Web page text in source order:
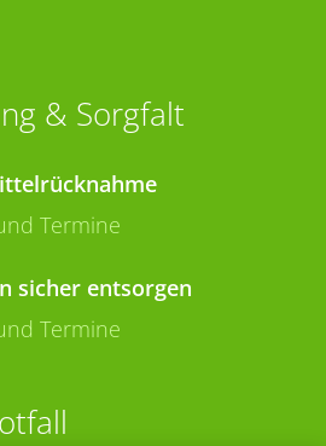
& Sorgfalt
Termine
sicher entsorgen
Termine